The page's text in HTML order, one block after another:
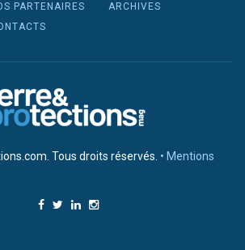
PARTENAIRES
ARCHIVES
Tous droits réservés. • Mentions